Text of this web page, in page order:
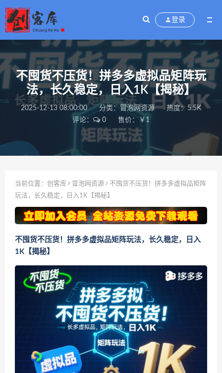
登录
不囤货不压货！拼多多虚拟品矩阵玩
法，长久稳定，日入1K【揭秘】
2025-12-13 08:00:00 分类： 冒泡网资源
热度：5.5K
评论：
0 售价：￥1
当前位置： 创客库 冒泡网资源
不囤货不压货！拼多多虚拟品矩阵
玩法，长久稳定，日入1K【揭秘】
不囤货不压货！拼多多虚拟品矩阵玩法，长久稳定，日入
1K【揭秘】